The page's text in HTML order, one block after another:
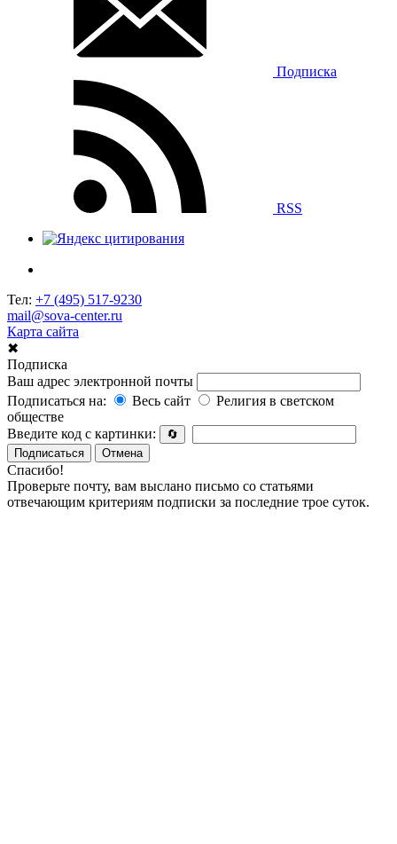
Подписка
RSS
Тел: +7 (495) 517-9230
mail@sova-center.ru
Карта сайта
✖
Подписка
Ваш адрес электронной почты
Подписаться на:
Весь сайт
Религия в светском
обществе
Введите код с картинки:
🔄
Подписаться
Отмена
Спасибо!
Проверьте почту, вам выслано письмо со статьями
отвечающим критериям подписки за последние трое суток.